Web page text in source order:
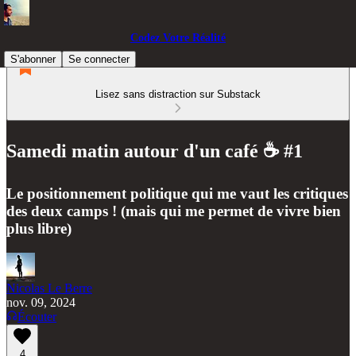
Codez Votre Réalité
S'abonner
Se connecter
Lisez sans distraction sur Substack
Samedi matin autour d'un café ☕️ #1
Le positionnement politique qui me vaut les critiques
des deux camps ! (mais qui me permet de vivre bien
plus libre)
Nicolas Le Berre
nov. 09, 2024
Écouter